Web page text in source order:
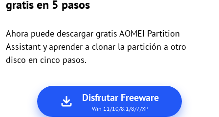
gratis en 5 pasos
Ahora puede descargar gratis AOMEI Partition
Assistant y aprender a clonar la partición a otro
disco en cinco pasos.
Disfrutar Freeware
Win 11/10/8.1/8/7/XP